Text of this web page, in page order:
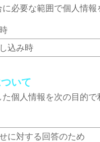
必要な範囲で個人情
込み時
いて
個人情報を次の目的
に対する回答のため